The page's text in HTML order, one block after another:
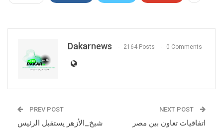
Dakarnews 2164 Posts 0 Comments
PREV POST
شيخ_الأزهر يستقبل الرئيس
NEXT POST
اتفاقيات تعاون بين مصر